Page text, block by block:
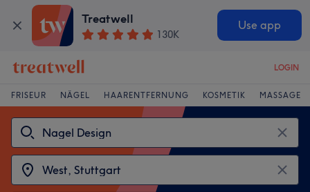
Treatwell
130K
Use app
LOGIN
FRISEUR NÄGEL HAARENTFERNUNG KOSMETIK MASSAGE